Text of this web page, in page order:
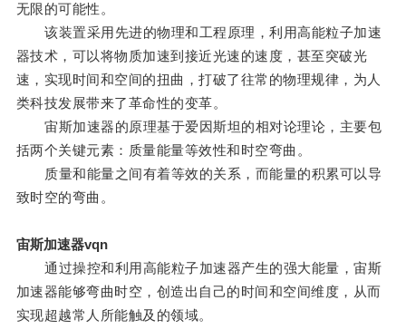
无限的可能性。
该装置采用先进的物理和工程原理，利用高能粒子加速
器技术，可以将物质加速到接近光速的速度，甚至突破光
速，实现时间和空间的扭曲，打破了往常的物理规律，为人
类科技发展带来了革命性的变革。
宙斯加速器的原理基于爱因斯坦的相对论理论，主要包
括两个关键元素：质量能量等效性和时空弯曲。
质量和能量之间有着等效的关系，而能量的积累可以导
致时空的弯曲。
宙斯加速器vqn
通过操控和利用高能粒子加速器产生的强大能量，宙斯
加速器能够弯曲时空，创造出自己的时间和空间维度，从而
实现超越常人所能触及的领域。